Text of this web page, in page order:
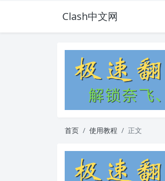
Clash中文网
首页 使用教程 正文